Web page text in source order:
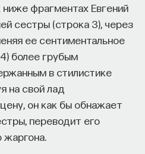
фрагментах Евгений
сестры (строка 3), через
ее сентиментальное
более грубым
в стилистике
на свой лад
он как бы обнажает
переводит его
жаргона.